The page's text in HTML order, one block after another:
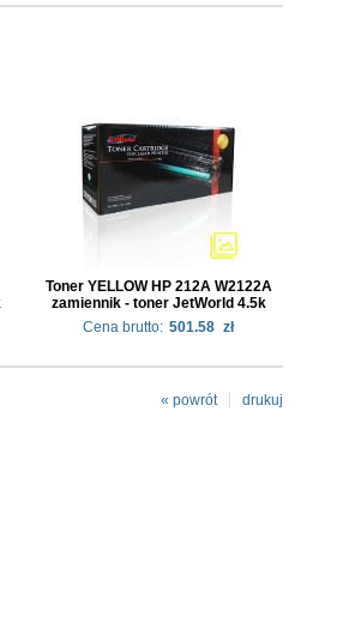
Toner YELLOW HP 212A W2122A
zamiennik - toner JetWorld 4.5k
Cena brutto: 501.58 zł
drukuj
« powrót